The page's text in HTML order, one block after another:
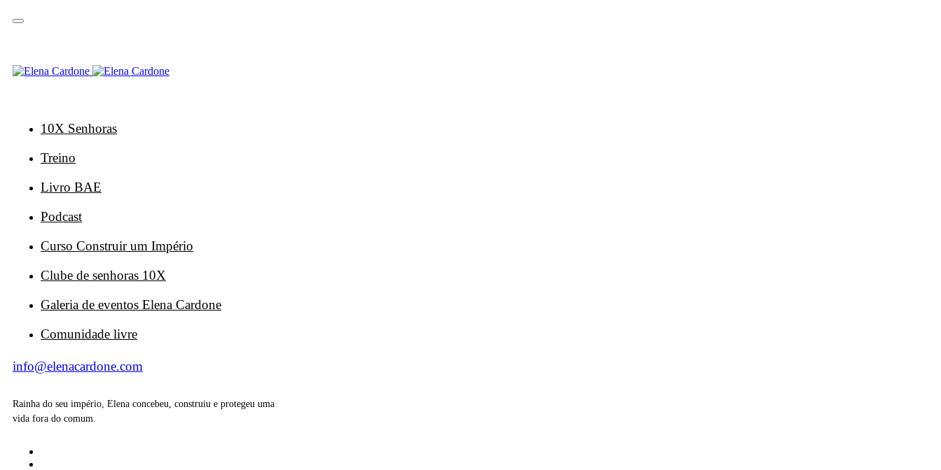
Saltar
Saltar
principal
Saltar
10X Senhoras
Treino
Livro BAE
Podcast
Curso Construir um Império
Clube de senhoras 10X
Galeria de eventos Elena Cardone
Comunidade livre
info@elenacardone.com
Rainha do seu império, Elena concebeu, construiu e protegeu uma
vida fora do comum.